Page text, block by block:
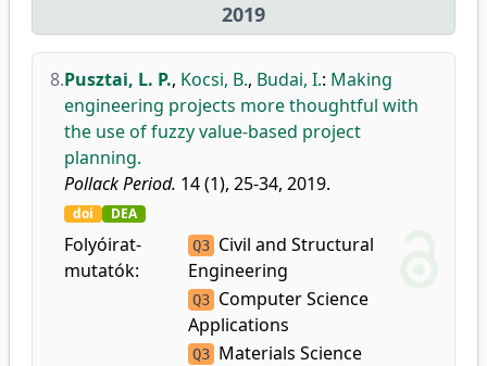
2019
8.Pusztai, L. P., Kocsi, B., Budai, I.: Making
engineering projects more thoughtful with
the use of fuzzy value-based project
planning.
Pollack Period. 14 (1), 25-34, 2019.
doi DEA
Folyóirat-
mutatók:
Q3 Civil and Structural
Engineering
Q3 Computer Science
Applications
Q3 Materials Science